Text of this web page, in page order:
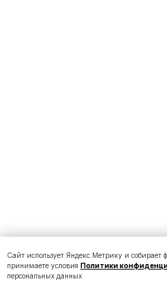
Сайт использует Яндекс.Метрику и
принимаете условия Политики
персональных данных